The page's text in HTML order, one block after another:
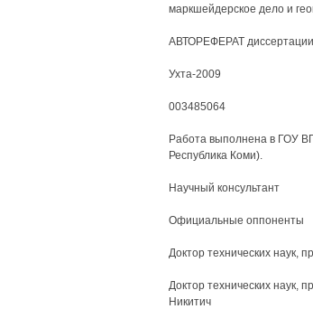
маркшейдерское дело и
АВТОРЕФЕРАТ диссертации
Ухта-2009
003485064
Работа выполнена в ГОУ
Республика Коми).
Научный консультант
Официальные оппоненты
Доктор технических наук,
Доктор технических наук,
Никитич